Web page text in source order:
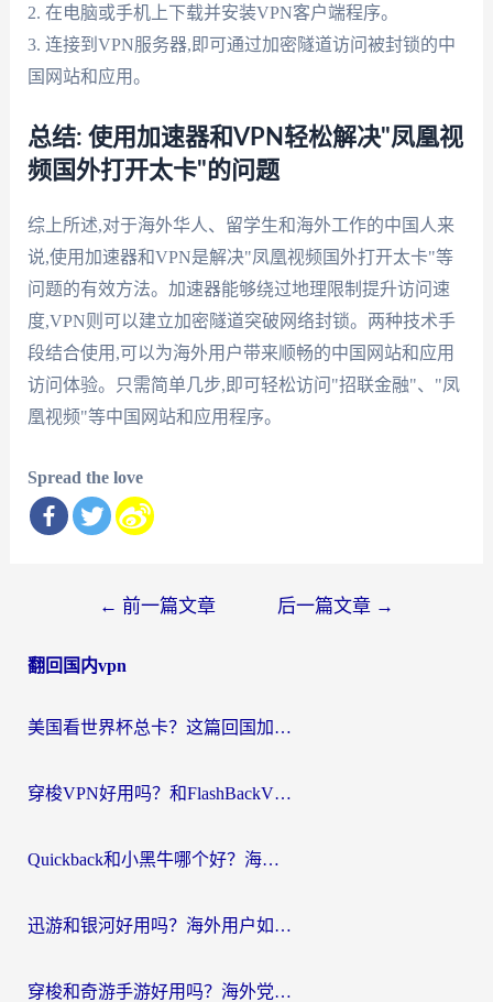
2. 在电脑或手机上下载并安装VPN客户端程序。
3. 连接到VPN服务器,即可通过加密隧道访问被封锁的中
国网站和应用。
总结: 使用加速器和VPN轻松解决"凤凰视
频国外打开太卡"的问题
综上所述,对于海外华人、留学生和海外工作的中国人来
说,使用加速器和VPN是解决"凤凰视频国外打开太卡"等
问题的有效方法。加速器能够绕过地理限制提升访问速
度,VPN则可以建立加密隧道突破网络封锁。两种技术手
段结合使用,可以为海外用户带来顺畅的中国网站和应用
访问体验。只需简单几步,即可轻松访问"招联金融"、"凤
凰视频"等中国网站和应用程序。
Spread the love
导
← 前一篇文章 后一篇文章 →
翻回国内vpn
美国看世界杯总卡？这篇回国加速器指南帮你无缝刷国内资源（附苹果手机VPN设置步骤）
穿梭VPN好用吗？和FlashBackVPN对比哪个回国效果更好？
Quickback和小黑牛哪个好？海外党亲测指南，选对回国加速器秒回国内
迅游和银河好用吗？海外用户如何选择回国加速器实现无缝访问国内资源
穿梭和奇游手游好用吗？海外党亲测3款回国加速器，附蜜蜂加速器七天试用攻略